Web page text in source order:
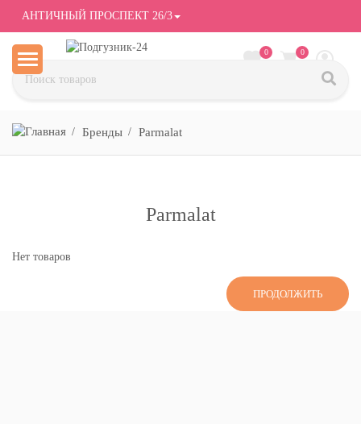
АНТИЧНЫЙ ПРОСПЕКТ 26/3
0 0
Бренды Parmalat
Parmalat
Нет товаров
ПРОДОЛЖИТЬ